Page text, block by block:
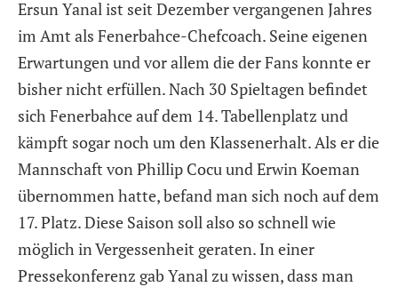
Ersun Yanal ist seit Dezember vergangenen Jahres
im Amt als Fenerbahce-Chefcoach. Seine eigenen
Erwartungen und vor allem die der Fans konnte er
bisher nicht erfüllen. Nach 30 Spieltagen befindet
sich Fenerbahce auf dem 14. Tabellenplatz und
kämpft sogar noch um den Klassenerhalt. Als er die
Mannschaft von Phillip Cocu und Erwin Koeman
übernommen hatte, befand man sich noch auf dem
17. Platz. Diese Saison soll also so schnell wie
möglich in Vergessenheit geraten. In einer
Pressekonferenz gab Yanal zu wissen, dass man